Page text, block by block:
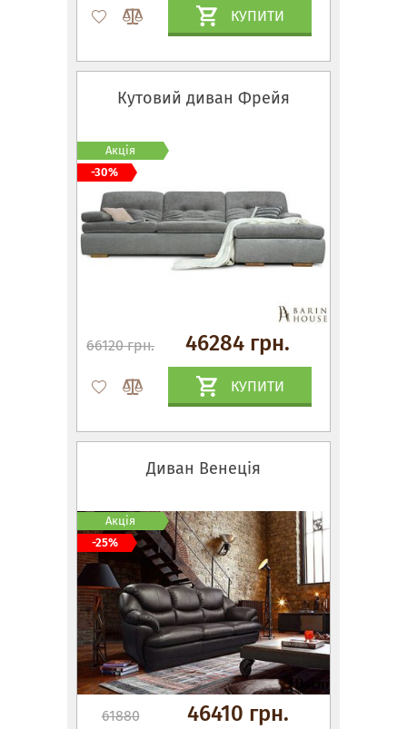
КУПИТИ
Кутовий диван Фрейя
66120 грн. 46284 грн.
КУПИТИ
Акція
-30%
Диван Венеція
61880
46410 грн.
Акція
-25%